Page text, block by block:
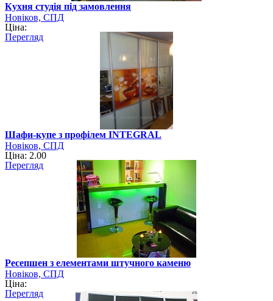
Кухня студія під замовлення
Новіков, СПД
Ціна:
Перегляд
Шафи-купе з профілем INTEGRAL
Новіков, СПД
Ціна: 2.00
Перегляд
Ресепшен з елементами штучного каменю
Новіков, СПД
Ціна:
Перегляд